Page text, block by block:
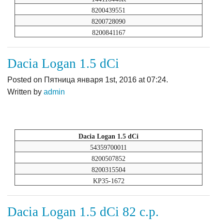
8200439551
8200728090
8200841167
Dacia Logan 1.5 dCi
Posted on Пятница января 1st, 2016 at 07:24.
Written by admin
Dacia Logan 1.5 dCi
54359700011
8200507852
8200315504
KP35-1672
Dacia Logan 1.5 dCi 82 c.p.